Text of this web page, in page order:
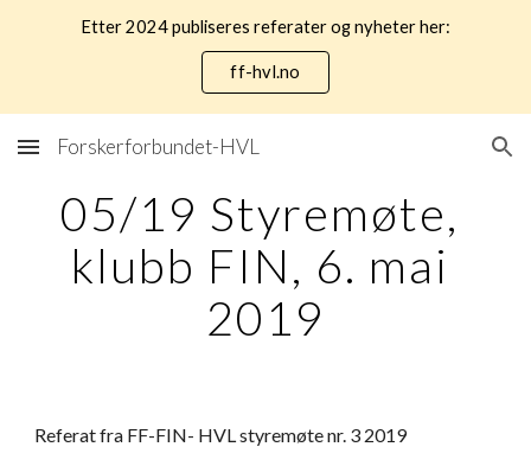
Skip to main content Skip to navigation
Etter 2024 publiseres referater og nyheter her:
ff-hvl.no
Forskerforbundet-HVL
05/19 Styremøte,
klubb FIN, 6. mai
2019
Referat fra FF-FIN- HVL styremøte nr. 3 2019